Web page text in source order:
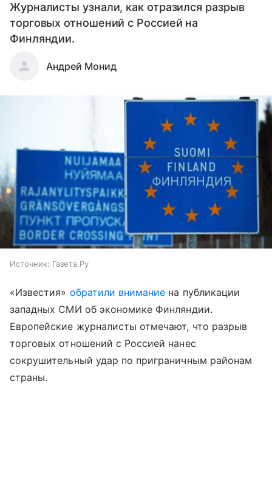
Журналисты узнали, как отразился разрыв
торговых отношений с Россией на
Финляндии.
Андрей Монид
Источник: Газета.Ру
«Известия» обратили внимание на публикации
западных СМИ об экономике Финляндии.
Европейские журналисты отмечают, что разрыв
торговых отношений с Россией нанес
сокрушительный удар по приграничным районам
страны.